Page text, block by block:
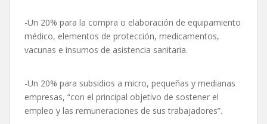
-Un 20% para la compra o elaboración de equipamiento
médico, elementos de protección, medicamentos,
vacunas e insumos de asistencia sanitaria.
-Un 20% para subsidios a micro, pequeñas y medianas
empresas, “con el principal objetivo de sostener el
empleo y las remuneraciones de sus trabajadores”.